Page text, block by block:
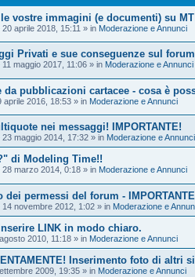
vostre immagini (e documenti) su
20 aprile 2018, 15:11 » in Moderazione e Annunci
Privati e sue conseguenze sul
11 maggio 2017, 11:06 » in Moderazione e Annunci
da pubblicazioni cartacee - cosa è
aprile 2016, 18:53 » in Moderazione e Annunci
nei messaggi! IMPORTANTE!
23 maggio 2014, 17:32 » in Moderazione e Annunci
di Modeling Time!!
28 marzo 2014, 0:18 » in Moderazione e Annunci
dei permessi del forum -
14 novembre 2012, 1:02 » in Moderazione e
LINK in modo chiaro.
2010, 11:18 » in Moderazione e Annunci
Inserimento foto di altri
2009, 19:35 » in Moderazione e Annunci